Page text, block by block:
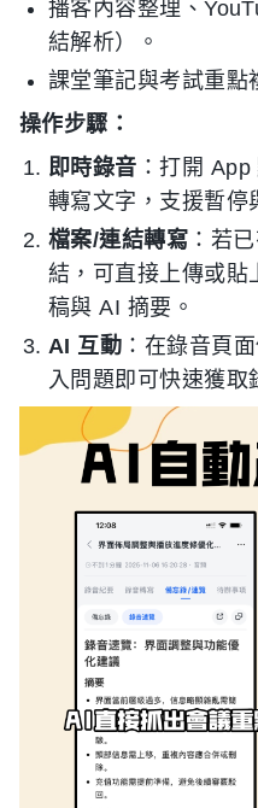
播客內容整理、
結解析）。
課堂筆記與考試重點
操作步驟：
即時錄音 ：打開
轉寫文字，支援暫停
檔案/連結轉寫 ：若
結，可直接上傳或貼
稿與 AI 摘要。
AI 互動 ：在錄音頁
入問題即可快速獲取